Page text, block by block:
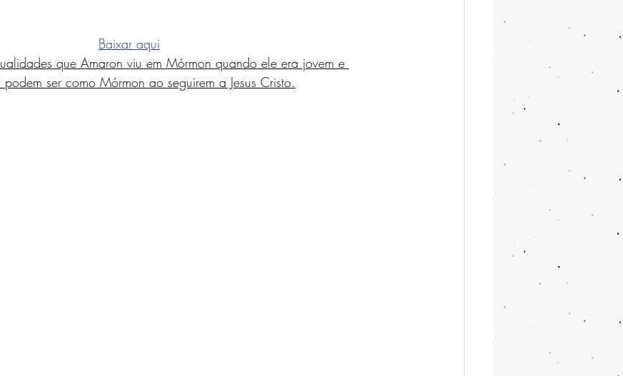
Baixar aqui
que Amaron viu em Mórmon quando ele era jovem e
ser como Mórmon ao seguirem a Jesus Cristo.